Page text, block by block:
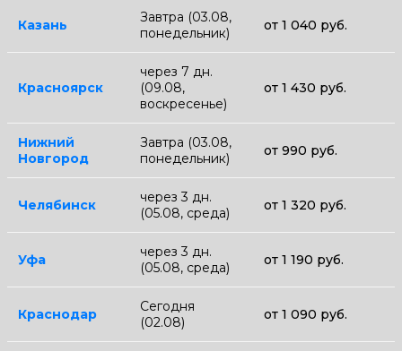
Казань
Завтра (03.08,
понедельник)
от 1 040 руб.
Красноярск
через 7 дн.
(09.08,
воскресенье)
от 1 430 руб.
Нижний
Новгород
Завтра (03.08,
понедельник)
от 990 руб.
Челябинск
через 3 дн.
(05.08, среда)
от 1 320 руб.
Уфа
через 3 дн.
(05.08, среда)
от 1 190 руб.
Краснодар
Сегодня
(02.08)
от 1 090 руб.